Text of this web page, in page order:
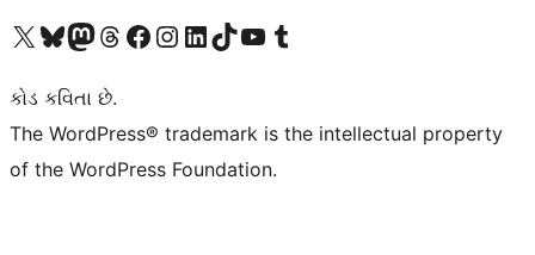
અમારા X (અગાઉ ટ્વિટર) એકાઉન્ટની મુલાકાત લોઅમારા Bluesky એકાઉન્ટની મુલાકાત લોઅમારા માસ્ટોડોન એકાઉન્ટની મુલાકાત લોઅમારા Threads એકાઉન્ટની મુલાકાત લો અમારા ફેસબુક પેજની મુલાકાત લોઅમારા ઇન્સ્ટાગ્રામ એકાઉન્ટની મુલાકાત લો અમારા LinkedIn એકાઉન્ટની મુલાકાત લોઅમારા TikTok એકાઉન્ટની મુલાકાત લોઅમારી YouTube ચેનલની મુલાકાત લો અમારા Tumblr એકાઉન્ટની મુલાકાત લો
કોડ કવિતા છે.
The WordPress® trademark is the intellectual property
of the WordPress Foundation.